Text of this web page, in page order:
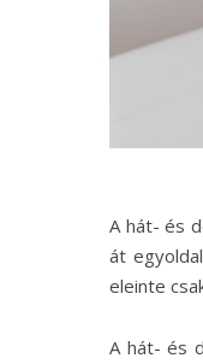
A hát- és
át
eleinte
A hát- és